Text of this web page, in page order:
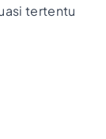
tertentu